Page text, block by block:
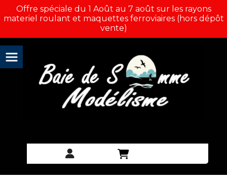
Offre spéciale du 1 Août au 7 août sur les rayons
materiel roulant et maquettes ferroviaires (hors dépôt
vente)
Panneau de gestion des cookies